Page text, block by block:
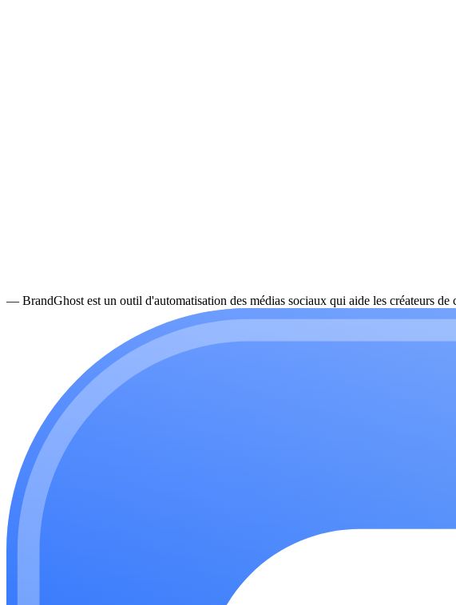
— BrandGhost est un outil d'automatisation des médias sociaux qui aide les créateurs